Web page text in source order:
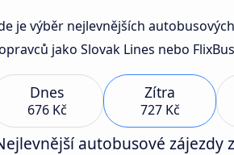
je výběr nejlevnějších
jako Slovak Lines nebo
Dnes
676 Kč
Zítra
727 Kč
autobusové zájezdy